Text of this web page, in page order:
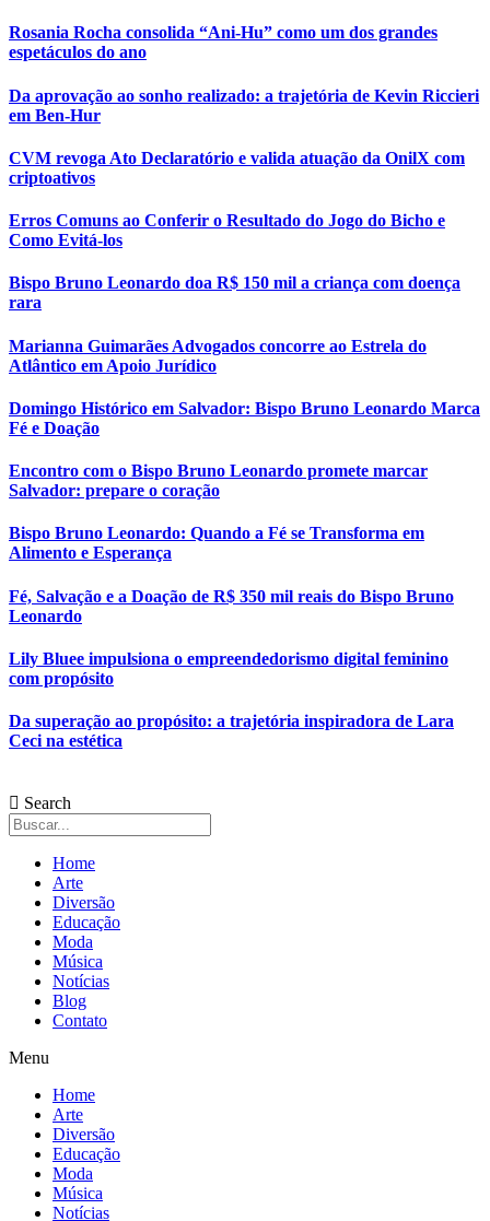
Rosania Rocha consolida “Ani-Hu” como um dos grandes
espetáculos do ano
Da aprovação ao sonho realizado: a trajetória de Kevin Riccieri
em Ben-Hur
CVM revoga Ato Declaratório e valida atuação da OnilX com
criptoativos
Erros Comuns ao Conferir o Resultado do Jogo do Bicho e
Como Evitá-los
Bispo Bruno Leonardo doa R$ 150 mil a criança com doença
rara
Marianna Guimarães Advogados concorre ao Estrela do
Atlântico em Apoio Jurídico
Domingo Histórico em Salvador: Bispo Bruno Leonardo Marca
Fé e Doação
Encontro com o Bispo Bruno Leonardo promete marcar
Salvador: prepare o coração
Bispo Bruno Leonardo: Quando a Fé se Transforma em
Alimento e Esperança
Fé, Salvação e a Doação de R$ 350 mil reais do Bispo Bruno
Leonardo
Lily Bluee impulsiona o empreendedorismo digital feminino
com propósito
Da superação ao propósito: a trajetória inspiradora de Lara
Ceci na estética
Search
Home
Arte
Diversão
Educação
Moda
Música
Notícias
Blog
Contato
Menu
Home
Arte
Diversão
Educação
Moda
Música
Notícias